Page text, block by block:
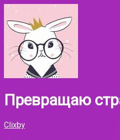
Превращаю
Clixby